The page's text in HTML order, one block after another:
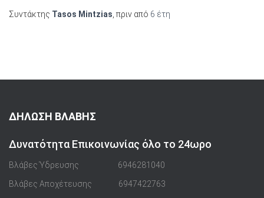
Συντάκτης Tasos Mintzias , πριν από 6 έτη
ΔΗΛΩΣΗ ΒΛΑΒΗΣ
Δυνατότητα Επικοινωνίας όλο το 24ωρο
Βλάβες Ύδρευσης
6946281040
Βλάβες Αποχέτευσης
6947422763